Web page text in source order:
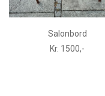
Salonbord
Kr. 1500,-